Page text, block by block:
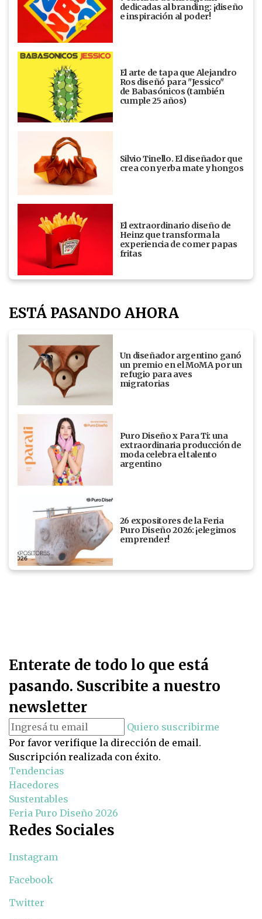
dedicadas al branding: ¡diseño
e inspiración al poder!
El arte de tapa que Alejandro
Ros diseñó para "Jessico"
de Babasónicos (también
cumple 25 años)
Silvio Tinello. El diseñador que
crea con yerba mate y hongos
El extraordinario diseño de
Heinz que transforma la
experiencia de comer papas
fritas
ESTÁ PASANDO AHORA
Un diseñador argentino ganó
un premio en el MoMA por un
refugio para aves
migratorias
Puro Diseño x Para Ti: una
extraordinaria producción de
moda celebra el talento
argentino
26 expositores de la Feria
Puro Diseño 2026: ¡elegimos
emprender!
Enterate de todo lo que está
pasando. Suscribite a nuestro
newsletter
Quiero suscribirme
Por favor verifique la dirección de email.
Suscripción realizada con éxito.
Tendencias
Hacedores
Sustentables
Feria Puro Diseño 2026
Redes Sociales
Instagram
Facebook
Twitter